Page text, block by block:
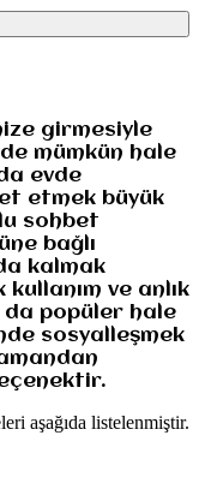
girmesiyle
mümkün hale
evde
etmek büyük
sohbet
bağlı
kalmak
ve anlık
popüler hale
sosyalleşmek
aşağıda listelenmiştir.